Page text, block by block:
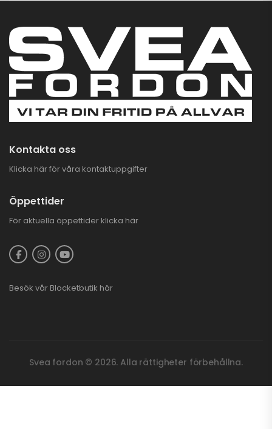
Kontakta oss
Klicka här för våra kontaktuppgifter
Öppettider
För aktuella öppettider klicka här
Besök vår Blocketbutik här
Svea fordon © 2026. Alla rättigheter förbehållna.